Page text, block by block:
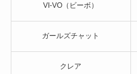
VI-VO（ビーボ）
ガールズチャット
クレア